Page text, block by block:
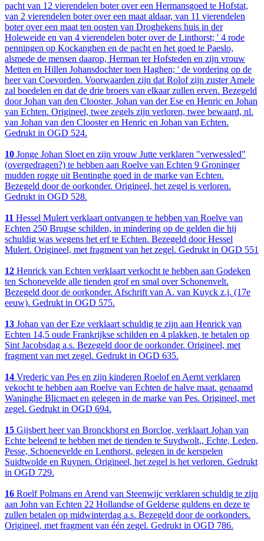
pacht van 12 vierendelen boter over een Hermansgoed te Hofstat,
van 2 vierendelen boter over een maat aldaar, van 11 vierendelen
boter over een maat ten oosten van Droghekens huis in der
Holeweide en van 4 vierendelen boter over de Linthorst; ' 4 rode
penningen op Kockanghen en de pacht en het goed te Paeslo,
alsmede de mensen daarop, Herman ter Hofsteden en zijn vrouw
Metten en Hillen Johansdochter toen Haghen; ' de vordering op de
heer van Coevorden. Voorwaarden zijn dat Rolof zijn zuster Amele
zal boedelen en dat de drie broers van elkaar zullen erven. Bezegeld
door Johan van den Clooster, Johan van der Ese en Henric en Johan
van Echten. Origineel, twee zegels zijn verloren, twee bewaard, nl.
van Johan van den Clooster en Henric en Johan van Echten.
Gedrukt in OGD 524.
10 Jonge Johan Sloet en zijn vrouw Jutte verklaren "verwessled"
(overgedragen?) te hebben aan Roelve van Echten 9 Groninger
mudden rogge uit Bentinghe goed in de marke van Echten.
Bezegeld door de oorkonder. Origineel, het zegel is verloren.
Gedrukt in OGD 528.
11 Hessel Mulert verklaart ontvangen te hebben van Roelve van
Echten 250 Brugse schilden, in mindering op de gelden die hij
schuldig was wegens het erf te Echten. Bezegeld door Hessel
Mulert. Origineel, met fragment van het zegel. Gedrukt in OGD 551
12 Henrick van Echten verklaart verkocht te hebben aan Godeken
ten Schonevelde alle tienden grof en smal over Schonenvelt.
Bezegeld door de oorkonder. Afschrift van A. van Kuyck z.j. (17e
eeuw). Gedrukt in OGD 575.
13 Johan van der Eze verklaart schuldig te zijn aan Henrick van
Echten 14,5 oude Frankrijkse schilden en 4 plakken, te betalen op
Sint Jacobsdag a.s. Bezegeld door de oorkonder. Origineel, met
fragment van met zegel. Gedrukt in OGD 635.
14 Vrederic van Pes en zijn kinderen Roelof en Aernt verklaren
vekocht te hebben aan Roelve van Echten de halve maat. genaamd
Waninghe Blicmaet en gelegen in de marke van Pes. Origineel, met
zegel. Gedrukt in OGD 694.
15 Gijsbert heer van Bronckhorst en Borcloe, verklaart Johan van
Echte beleend te hebben met de tienden te Suydwolt,, Echte, Leden,
Pesse, Schoenevelde en Lenthorst, gelegen in de kerspelen
Suidtwolde en Ruynen. Origineel, het zegel is het verloren. Gedrukt
in OGD 729.
16 Roelf Polmans en Arend van Steenwijc verklaren schuldig te zijn
aan John van Echten 22 Hollandse of Gelderse guldens en deze te
zullen betalen op midwinterdag a.s. Bezegeld door de oorkonders.
Origineel, met fragment van één zegel. Gedrukt in OGD 786.